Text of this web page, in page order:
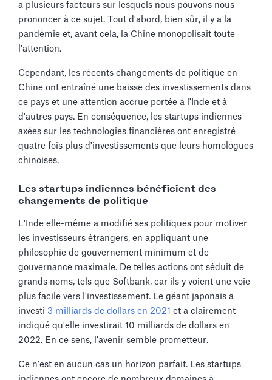
a plusieurs facteurs sur lesquels nous pouvons nous
prononcer à ce sujet. Tout d'abord, bien sûr, il y a la
pandémie et, avant cela, la Chine monopolisait toute
l'attention.
Cependant, les récents changements de politique en
Chine ont entraîné une baisse des investissements dans
ce pays et une attention accrue portée à l'Inde et à
d'autres pays. En conséquence, les startups indiennes
axées sur les technologies financières ont enregistré
quatre fois plus d'investissements que leurs homologues
chinoises.
Les startups indiennes bénéficient des
changements de politique
L'Inde elle-même a modifié ses politiques pour motiver
les investisseurs étrangers, en appliquant une
philosophie de gouvernement minimum et de
gouvernance maximale. De telles actions ont séduit de
grands noms, tels que Softbank, car ils y voient une voie
plus facile vers l'investissement. Le géant japonais a
investi 3 milliards de dollars en 2021 et a clairement
indiqué qu'elle investirait 10 milliards de dollars en
2022. En ce sens, l'avenir semble prometteur.
Ce n'est en aucun cas un horizon parfait. Les startups